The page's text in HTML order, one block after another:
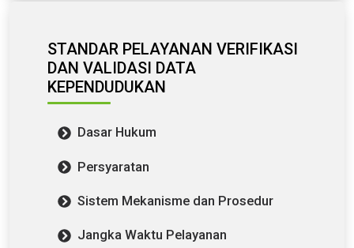
STANDAR PELAYANAN VERIFIKASI
DAN VALIDASI DATA
KEPENDUDUKAN
Dasar Hukum
Persyaratan
Sistem Mekanisme dan Prosedur
Jangka Waktu Pelayanan